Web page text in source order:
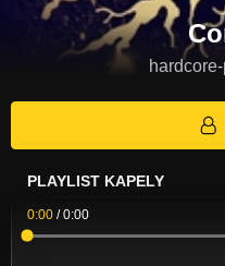
PLAYLIST KAPELY
0:00 /0:00